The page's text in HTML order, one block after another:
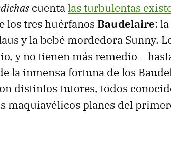
cuentalas turbulentas
los tres huérfanos Baudelaire:
y la bebé mordedora Sunny.
y no tienen más remedio
la inmensa fortuna de los
distintos tutores, todos
maquiavélicos planes del